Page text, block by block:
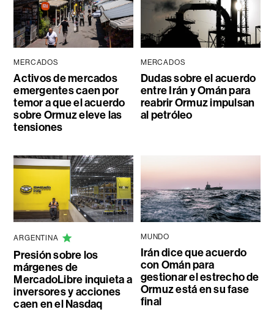
MERCADOS
Activos de mercados
emergentes caen por
temor a que el acuerdo
sobre Ormuz eleve las
tensiones
MERCADOS
Dudas sobre el acuerdo
entre Irán y Omán para
reabrir Ormuz impulsan
al petróleo
ARGENTINA
Presión sobre los
márgenes de
MercadoLibre inquieta a
inversores y acciones
caen en el Nasdaq
MUNDO
Irán dice que acuerdo
con Omán para
gestionar el estrecho de
Ormuz está en su fase
final